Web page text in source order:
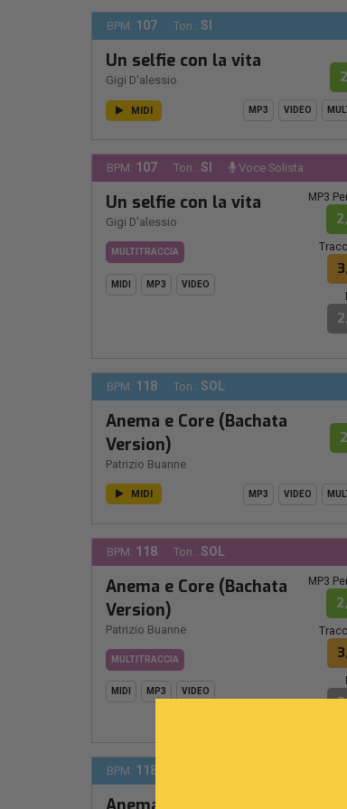
BPM: 107 Ton.: SI
Un selfie con la vita
Gigi D'alessio
MIDI MP3 VIDEO
BPM: 107 Ton.: SI Voce Solista
Un selfie con la vita
Gigi D'alessio
MULTITRACCIA
MIDI MP3 VIDEO
MP3
BPM: 118 Ton.: SOL
Anema e Core (Bachata
Version)
Patrizio Buanne
MIDI MP3 VIDEO
BPM: 118 Ton.: SOL
Anema e Core (Bachata
Version)
Patrizio Buanne
MULTITRACCIA
MIDI MP3 VIDEO
MP3
BPM: 118